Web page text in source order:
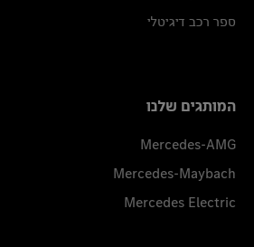
ספר רכב דיגיטלי
המותגים שלנו
Mercedes-AMG
Mercedes-Maybach
Mercedes Electric